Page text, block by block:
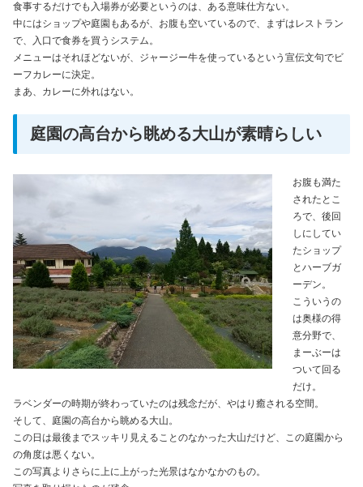
食事するだけでも入場券が必要というのは、ある意味仕方ない。
中にはショップや庭園もあるが、お腹も空いているので、まずはレストラン
で、入口で食券を買うシステム。
メニューはそれほどないが、ジャージー牛を使っているという宣伝文句でビ
ーフカレーに決定。
まあ、カレーに外れはない。
庭園の高台から眺める大山が素晴らしい
お腹も満た
されたとこ
ろで、後回
しにしてい
たショップ
とハーブガ
ーデン。
こういうの
は奥様の得
意分野で、
まーぶーは
ついて回る
だけ。
ラベンダーの時期が終わっていたのは残念だが、やはり癒される空間。
そして、庭園の高台から眺める大山。
この日は最後までスッキリ見えることのなかった大山だけど、この庭園から
の角度は悪くない。
この写真よりさらに上に上がった光景はなかなかのもの。